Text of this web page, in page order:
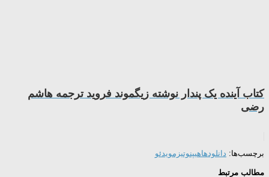
کتاب آینده یک پندار نوشته زیگموند فروید ترجمه هاشم
رضی
برچسب‌ها: دانلودهاهیپنوتیزمویدئو
مطالب مرتبط